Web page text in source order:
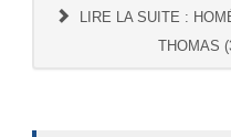
LIRE LA SUITE :
THOMAS